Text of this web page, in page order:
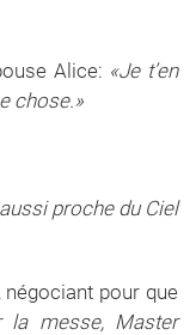
Alice: «Je t’en
chose.»
proche du Ciel
pour que
la messe, Master